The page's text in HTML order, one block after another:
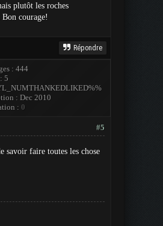
plutôt les roches
courage!
Répondre
: 444
5
: Dec 2010
: 0
#5
savoir faire toutes les chose